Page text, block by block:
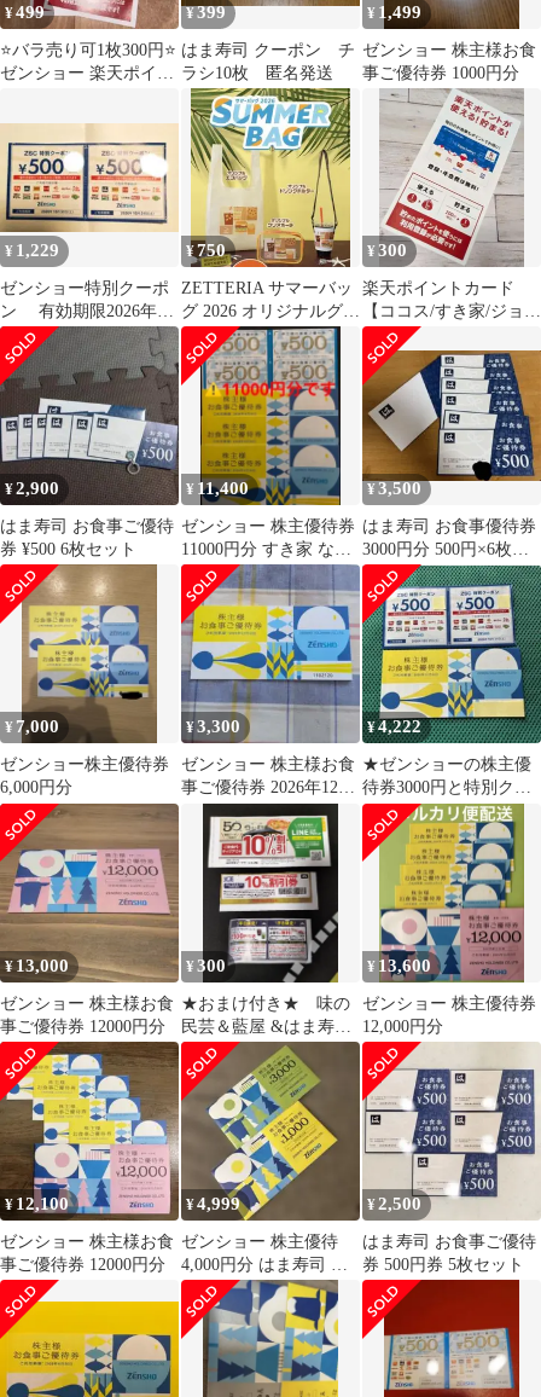
¥499
⭐️バラ売り可1枚300円⭐️
ゼンショー 楽天ポイン
¥399
はま寿司 クーポン チ
ラシ10枚 匿名発送
¥ 1,499
ゼンショー 株主様お食
事ご優待券 1000円分
¥ 1,229
ゼンショー特別クーポ
ン 有効期限2026年10
月31日 500円x2枚
¥750
ZETTERIA サマーバッ
グ 2026 オリジナルグッ
ズセット
¥300
楽天ポイントカード
【ココス/すき家/ジョリ
ーパスタ/はま寿司】
¥2,900
はま寿司 お食事ご優待
券 ¥500 6枚セット
¥ 11,400
ゼンショー 株主優待券
11000円分 すき家 なか
卯 ココス はま寿司
¥3,500
はま寿司 お食事優待券
3000円分 500円×6枚
2026年9月30日迄
¥ 7,000
ゼンショー株主優待券
6,000円分
¥3,300
ゼンショー 株主様お食
事ご優待券 2026年12月
¥4,222
★ゼンショーの株主優
待券3000円と特別クー
ポン1000円分
¥13,000
ゼンショー 株主様お食
事ご優待券 12000円分
¥300
★おまけ付き★ 味の
民芸＆藍屋 &はま寿
司 割引券セット
¥ 13,600
ゼンショー 株主優待券
12,000円分
¥ 12,100
ゼンショー 株主様お食
事ご優待券 12000円分
¥4,999
ゼンショー 株主優待
4,000円分 はま寿司 す
き家 なか卯 ココス匿名
配送
¥2,500
はま寿司 お食事ご優待
券 500円券 5枚セット